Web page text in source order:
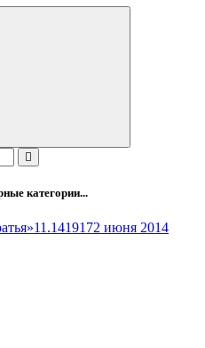
категории...
11.1419172 июня 2014